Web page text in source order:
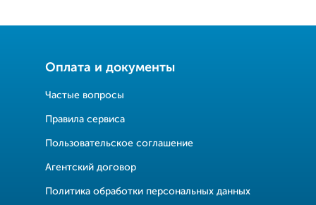
Оплата и документы
Частые вопросы
Правила сервиса
Пользовательское соглашение
Агентский договор
Политика обработки персональных данных